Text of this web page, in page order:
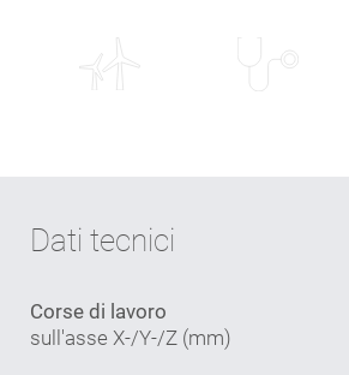
Dati tecnici
Corse di lavoro
sull'asse X-/Y-/Z (mm)